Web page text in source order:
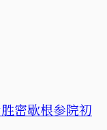
密歇根参院初